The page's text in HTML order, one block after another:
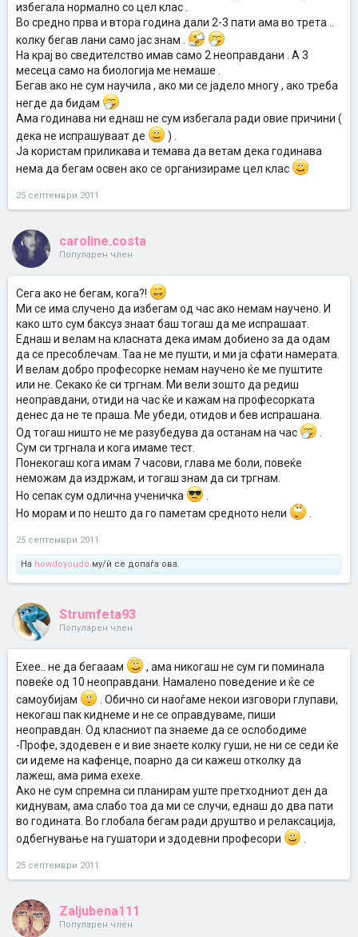
избегала нормално со цел клас .
Во средно прва и втора година дали 2-3 пати ама во трета ..
колку бегав лани само јас знам .
На крај во сведителство имав само 2 неоправдани . А 3
месеца само на биологија ме немаше .
Бегав ако не сум научила , ако ми се јадело многу , ако треба
негде да бидам
Ама годинава ни еднаш не сум избегала ради овие причини (
дека не испрашуваат де
) .
Ја користам приликава и темава да ветам дека годинава
нема да бегам освен ако се организираме цел клас
25 септември 2011
caroline.costa
Популарен член
Сега ако не бегам, кога?!
Ми се има случено да избегам од час ако немам научено. И
како што сум баксуз знаат баш тогаш да ме испрашаат.
Еднаш и велам на класната дека имам добиено за да одам
да се пресоблечам. Таа не ме пушти, и ми ја сфати намерата.
И велам добро професорке немам научено ќе ме пуштите
или не. Секако ќе си тргнам. Ми вели зошто да редиш
неоправдани, отиди на час ќе и кажам на професорката
денес да не те праша. Ме убеди, отидов и бев испрашана.
Од тогаш ништо не ме разубедува да останам на час
Сум си тргнала и кога имаме тест.
Понекогаш кога имам 7 часови, глава ме боли, повеќе
неможам да издржам, и тогаш знам да си тргнам.
Но сепак сум одлична ученичка
Но морам и по нешто да го паметам средното нели
25 септември 2011
На howdoyoudo му/ѝ се допаѓа ова.
Strumfeta93
Популарен член
Ехее.. не да бегааам
, ама никогаш не сум ги поминала
повеќе од 10 неоправдани. Намалено поведение и ќе се
самоубијам
. Обично си наоѓаме некои изговори глупави,
некогаш пак киднеме и не се оправдуваме, пиши
неоправдан. Од класниот па знаеме да се ослободиме
-Профе, здодевен е и вие знаете колку гуши, не ни се седи ќе
си идеме на кафенце, поарно да си кажеш отколку да
лажеш, ама рима ехехе.
Ако не сум спремна си планирам уште претходниот ден да
киднувам, ама слабо тоа да ми се случи, еднаш до два пати
во годината. Во глобала бегам ради друштво и релаксација,
одбегнување на гушатори и здодевни професори
25 септември 2011
Zaljubena111
Популарен член